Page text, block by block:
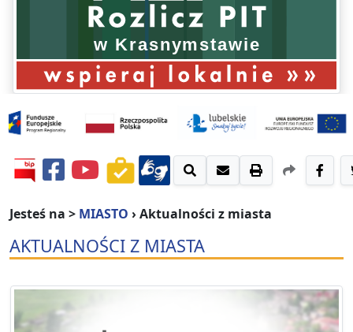
Jesteś na > MIASTO ›Aktualności z miasta
AKTUALNOŚCI Z MIASTA